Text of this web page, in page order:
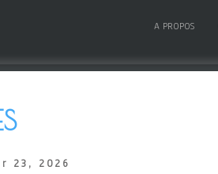
A PROPOS
23, 2026